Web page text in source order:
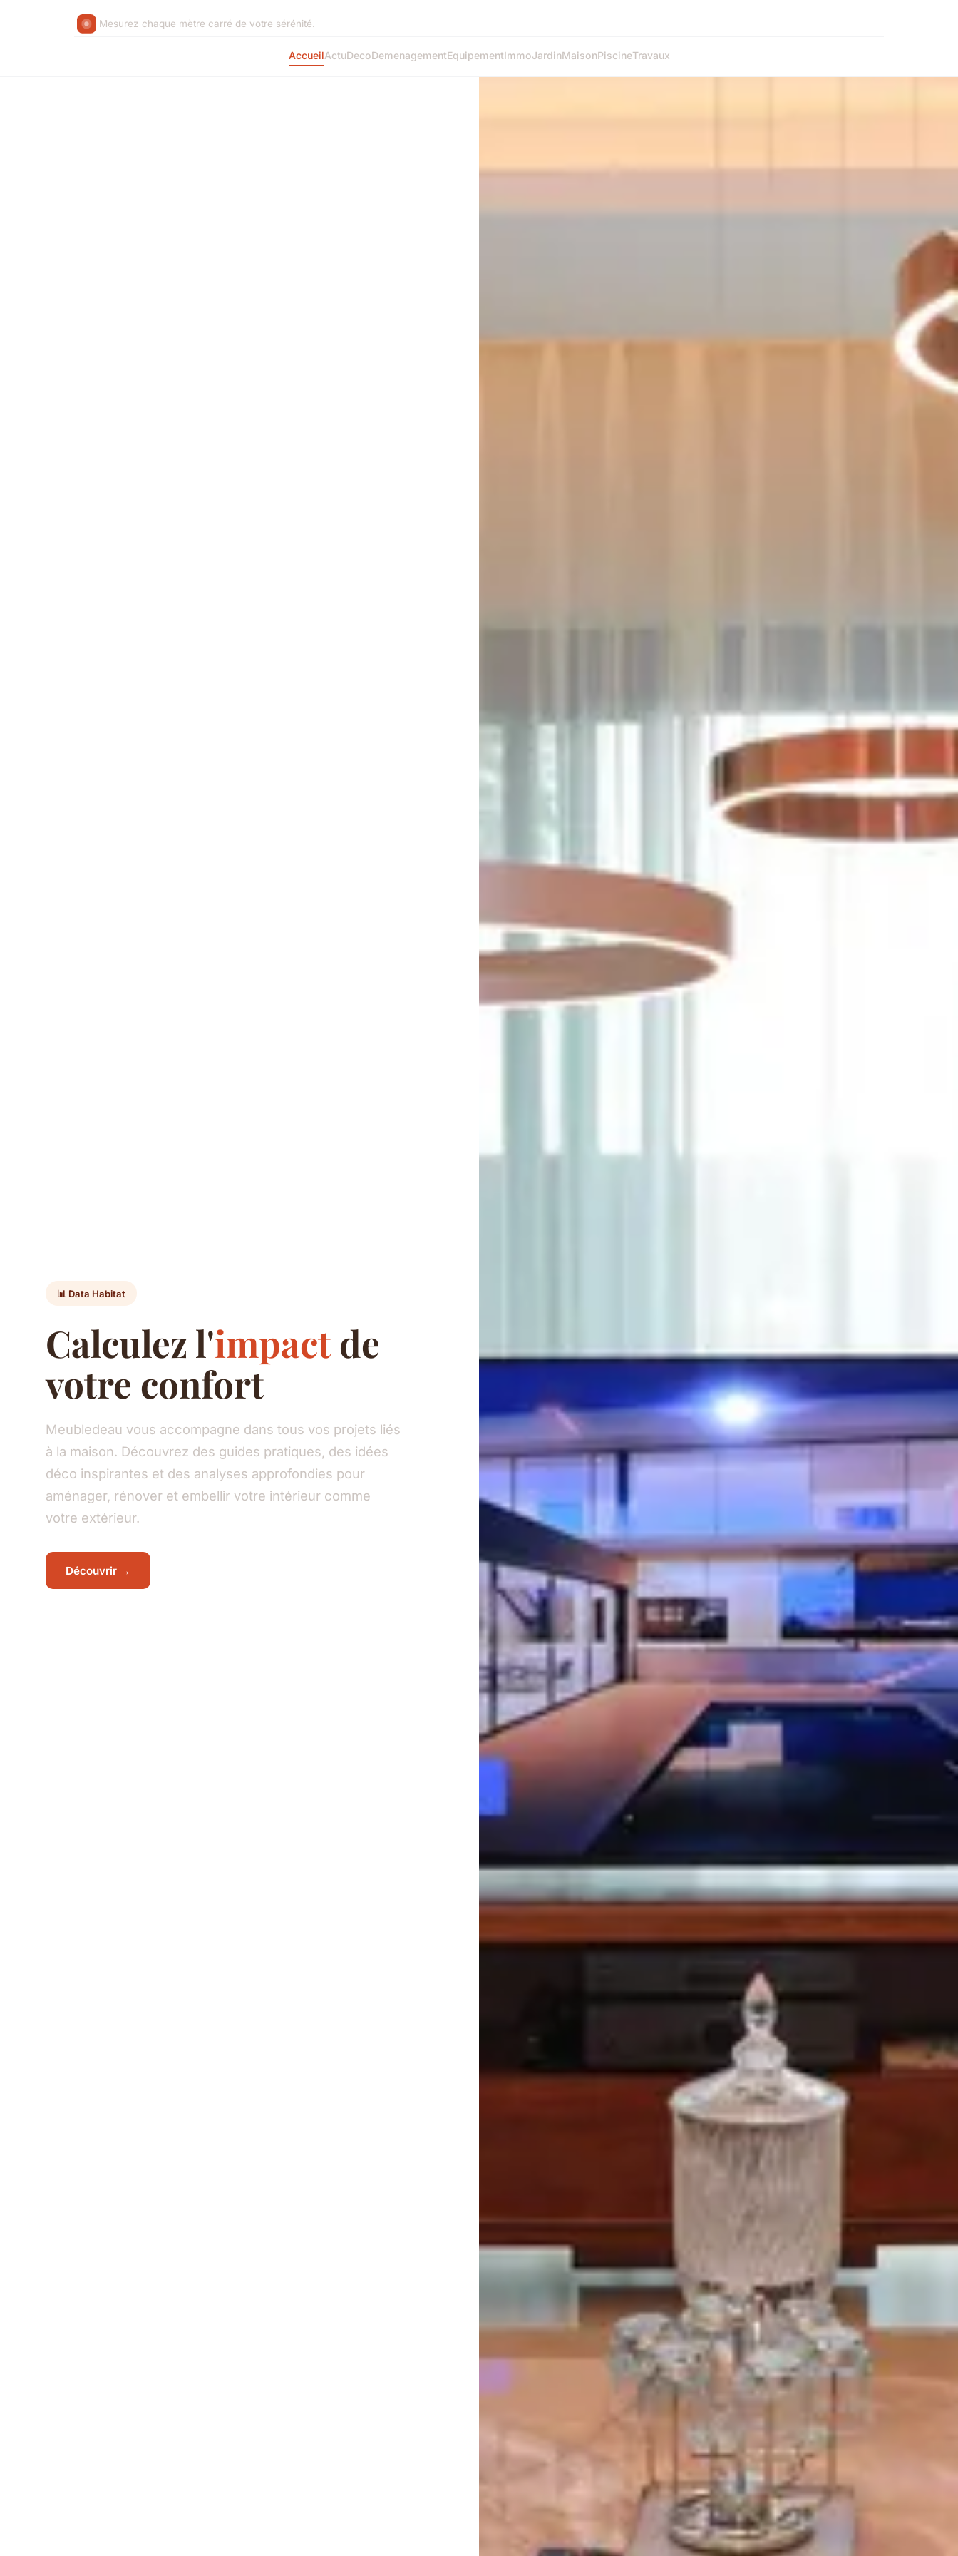
Mesurez chaque mètre carré de votre sérénité.
AccueilActuDecoDemenagementEquipementImmoJardinMaisonPiscineTravaux
📊 Data Habitat
Calculez l'impact de
votre confort
Meubledeau vous accompagne dans tous vos projets liés
à la maison. Découvrez des guides pratiques, des idées
déco inspirantes et des analyses approfondies pour
aménager, rénover et embellir votre intérieur comme
votre extérieur.
Découvrir →